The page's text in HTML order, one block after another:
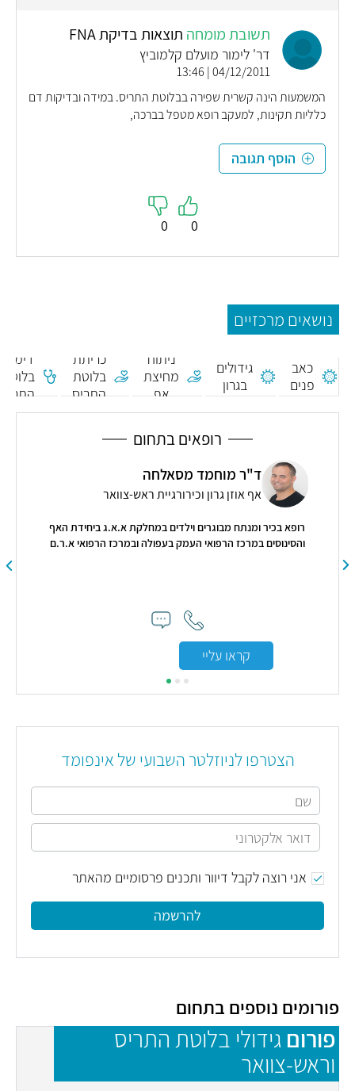
תשובת מומחה תוצאות בדיקת FNA
דר' לימור מועלם קלמוביץ
04/12/2011 | 13:46
המשמעות הינה קשרית שפירה בבלוטת התריס. במידה ובדיקות דם
כלליות תקינות, למעקב רופא מטפל בברכה,
הוסף תגובה
0
0
נושאים מרכזיים
כאב
פנים
גידולים
בגרון
ניתוח
מחיצת
אף
כריתת
בלוטת
התריס
דימות
בלוטת
התריס
רופאים בתחום
ד"ר מוחמד מסאלחה
אף אוזן גרון וכירורגיית ראש-צוואר
רופא בכיר ומנתח מבוגרים וילדים במחלקת א.א.ג ביחידת האף
והסינוסים במרכז הרפואי העמק בעפולה ובמרכז הרפואי א.ר.ם
קראו עליי
הצטרפו לניוזלטר השבועי של אינפומד
אני רוצה לקבל דיוור ותכנים פרסומיים מהאתר
להרשמה
פורומים נוספים בתחום
פורום גידולי בלוטת התריס
וראש-צוואר